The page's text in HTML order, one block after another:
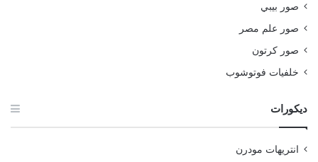
صور بيبي
صور علم مصر
صور كرتون
خلفيات فوتوشوب
ديكورات
انتريهات مودرن